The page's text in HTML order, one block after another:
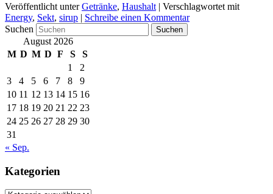
Veröffentlicht unter Getränke, Haushalt | Verschlagwortet mit
Energy, Sekt, sirup | Schreibe einen Kommentar
Suchen
August 2026
M D M D F S
S
1
2
3
4 5 6 7 8
9
10 11 12 13 14 15 16
17 18 19 20 21 22 23
24 25 26 27 28 29 30
31
« Sep.
Kategorien